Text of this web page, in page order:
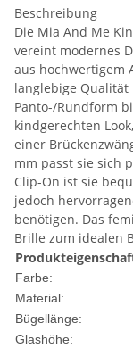
Beschreibung
Die Mia And Me
vereint modernes
aus hochwertigem
langlebige Qualität
Panto-/Rundform
kindgerechten
einer
mm passt sie sich
Clip-On ist sie
jedoch
benötigen. Das
Brille zum idealen
Farbe:
Material:
Bügellänge:
Glashöhe: